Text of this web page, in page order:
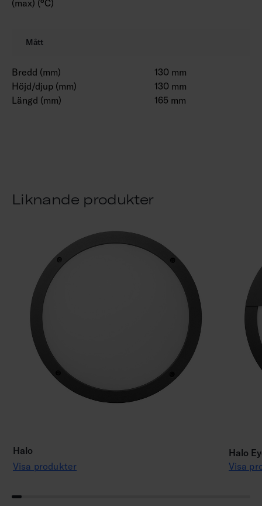
(max) (°C)
Mått
Bredd (mm)
130 mm
Höjd/djup (mm)
130 mm
Längd (mm)
165 mm
Liknande produkter
Halo
Visa produkter
Halo
Visa